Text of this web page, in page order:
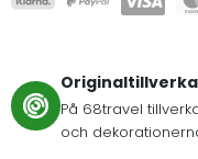
På 68travel
och